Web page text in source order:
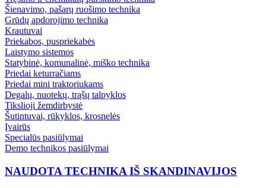
Šienavimo, pašarų ruošimo technika
Grūdų apdorojimo technika
Krautuvai
Priekabos, puspriekabės
Laistymo sistemos
Statybinė, komunalinė, miško technika
Priedai keturračiams
Priedai mini traktoriukams
Degalų, nuotekų, trąšų talpyklos
Tikslioji žemdirbystė
Šutintuvai, rūkyklos, krosnelės
Įvairūs
Specialūs pasiūlymai
Demo technikos pasiūlymai
NAUDOTA TECHNIKA IŠ SKANDINAVIJOS